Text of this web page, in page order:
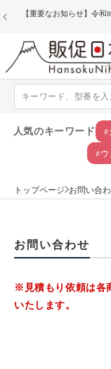
ンツに
【重要なお知らせ】令
人気のキーワード #
#ウ
トップページ お問い合
お問い合わせ
※見積もり依頼は各
いたします。